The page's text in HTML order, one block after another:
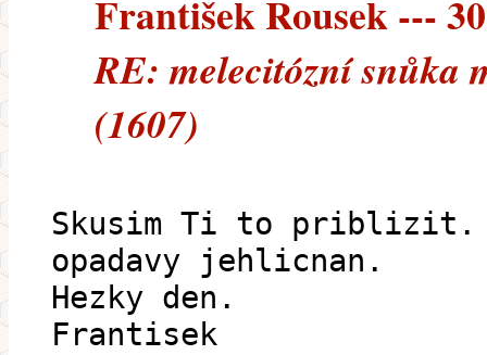
František Rousek ---
RE: melecitózní snůka
(1607)
Skusim Ti to priblizit.
opadavy jehlicnan.
Hezky den.
Frantisek